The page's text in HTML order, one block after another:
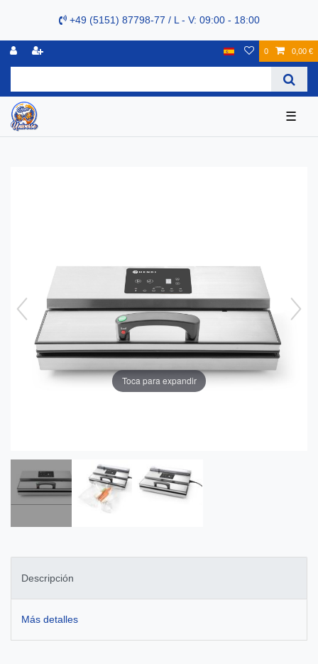
+49 (5151) 87798-77 / L - V: 09:00 - 18:00
0 0,00 €
☰
Toca para expandir
Descripción
Más detalles